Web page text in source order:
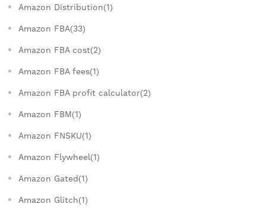
Amazon Distribution(1)
Amazon FBA(33)
Amazon FBA cost(2)
Amazon FBA fees(1)
Amazon FBA profit calculator(2)
Amazon FBM(1)
Amazon FNSKU(1)
Amazon Flywheel(1)
Amazon Gated(1)
Amazon Glitch(1)